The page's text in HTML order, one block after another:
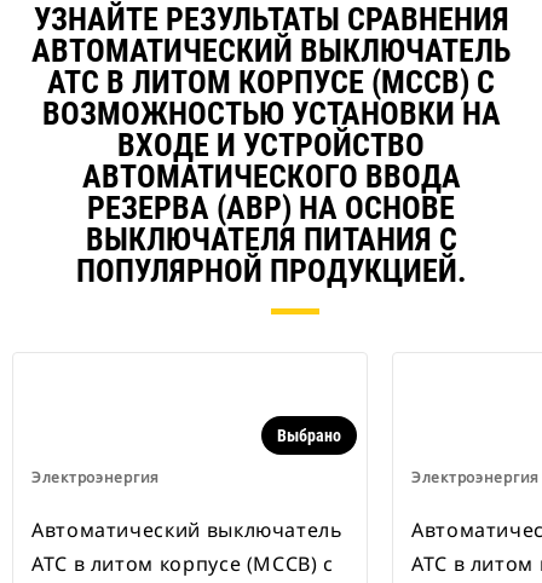
УЗНАЙТЕ РЕЗУЛЬТАТЫ СРАВНЕНИЯ
АВТОМАТИЧЕСКИЙ ВЫКЛЮЧАТЕЛЬ
ATC В ЛИТОМ КОРПУСЕ (MCCB) С
ВОЗМОЖНОСТЬЮ УСТАНОВКИ НА
ВХОДЕ И УСТРОЙСТВО
АВТОМАТИЧЕСКОГО ВВОДА
РЕЗЕРВА (АВР) НА ОСНОВЕ
ВЫКЛЮЧАТЕЛЯ ПИТАНИЯ С
ПОПУЛЯРНОЙ ПРОДУКЦИЕЙ.
Электроэнергия
Выбрано
Автоматический выключатель
ATC в литом корпусе (MCCB) с
Электроэнергия
ATC в литом